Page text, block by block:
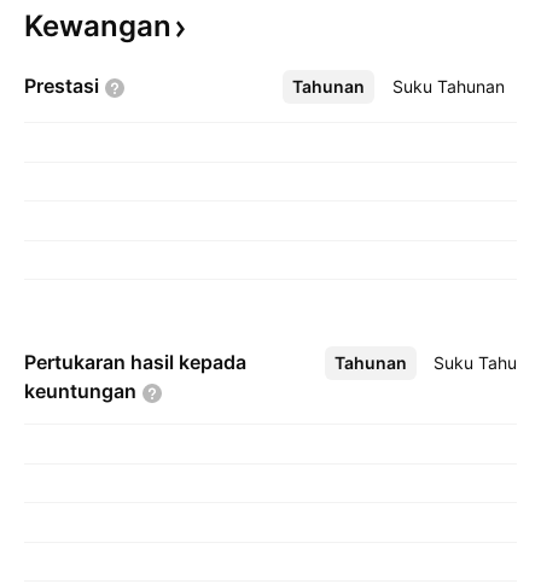
Kewangan
Prestasi Tahunan Suku Tahunan
Lebih
Pertukaran hasil kepada
keuntungan
Tahunan Suku
Lebih